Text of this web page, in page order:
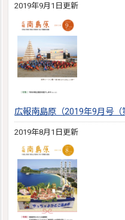
2019年9月1日更新
広報南島原（2019年9月号（
2019年8月1日更新